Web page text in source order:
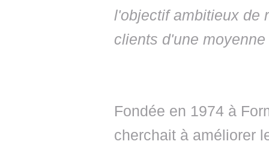
l'objectif ambitieux de
clients d'une
Fondée en 1974 à
cherchait à améliorer